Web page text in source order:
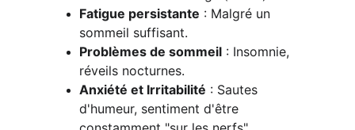
Fatigue persistante : Malgré un
sommeil suffisant.
Problèmes de sommeil : Insomnie,
réveils nocturnes.
Anxiété et Irritabilité : Sautes
d'humeur, sentiment d'être